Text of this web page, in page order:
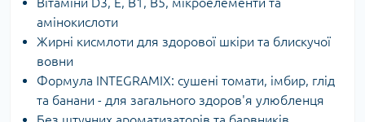
амінокислоти
Жирні кисмлоти для здорової шкіри та блискучої
вовни
Формула INTEGRAMIX: сушені томати, імбир, глід
та банани - для загального здоров'я улюбленця